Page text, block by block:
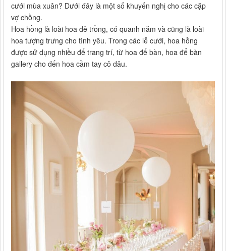
cưới mùa xuân? Dưới đây là một số khuyến nghị cho các cặp
vợ chồng.
Hoa hồng là loài hoa dễ trồng, có quanh năm và cũng là loài
hoa tượng trưng cho tình yêu. Trong các lễ cưới, hoa hồng
được sử dụng nhiều để trang trí, từ hoa để bàn, hoa để bàn
gallery cho đến hoa cầm tay cô dâu.